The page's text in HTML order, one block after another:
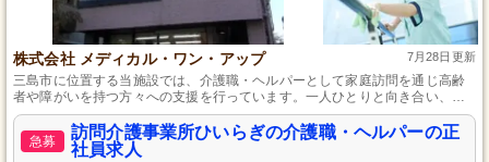
株式会社 メディカル・ワン・アップ 7月28日更新
三島市に位置する当施設では、介護職・ヘルパーとして家庭訪問を通じ高齢
者や障がいを持つ方々への支援を行っています。一人ひとりと向き合い、彼
らが自宅で安心して生活できるようサポートすることができます。初任者研
修の資格があれば未経験でも歓迎し、4週8休制度と社会保険完備で安定して
働ける環境を整えています。
急募
訪問介護事業所ひいらぎの介護職・ヘルパーの正
社員求人